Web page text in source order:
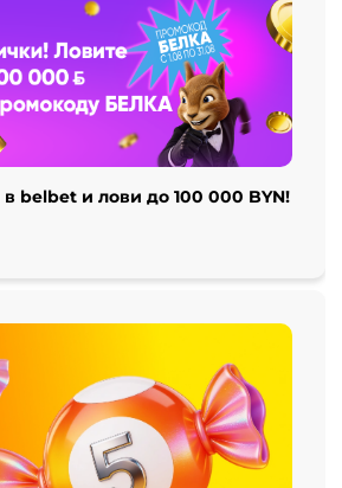
belbet и лови до 100 000 BYN!